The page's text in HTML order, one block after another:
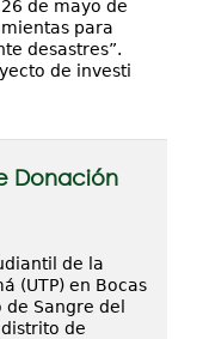
de mayo de
para
desastres”.
de investi
Donación
de la
(UTP) en Bocas
Sangre del
de